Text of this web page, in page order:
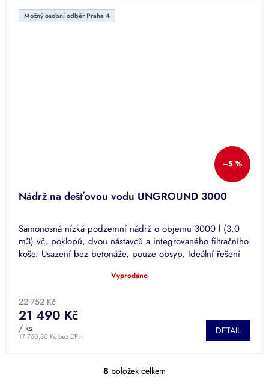
Možný osobní odběr Praha 4
–5 %
Nádrž na dešťovou vodu UNGROUND 3000
Samonosná nízká podzemní nádrž o objemu 3000 l (3,0
m3) vč. poklopů, dvou nástavců a integrovaného filtračního
koše. Usazení bez betonáže, pouze obsyp. Ideální řešení
produktu
je
5,0
z
Vyprodáno
22 752 Kč
17 760,30 Kč bez DPH
21 490 Kč
/ ks DETAIL
O
8 položek celkem